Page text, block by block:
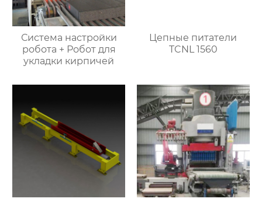
Система настройки
робота + Робот для
укладки кирпичей
Цепные питатели
TCNL 1560